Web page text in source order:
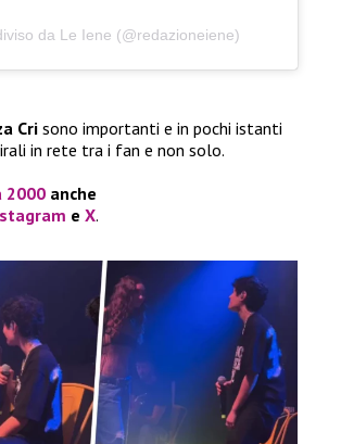
da Le Iene (@redazioneiene)
Cri sono importanti e in pochi istanti
in rete tra i fan e non solo.
2000 anche
e X.